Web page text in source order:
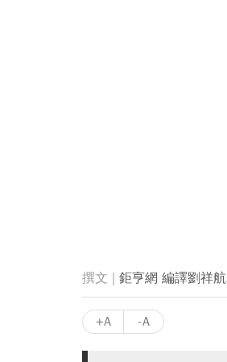
鉅亨網 編譯劉祥航
+A -A